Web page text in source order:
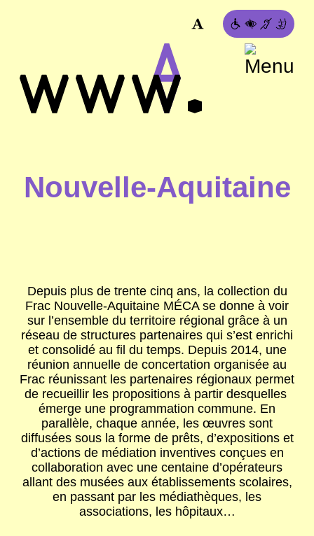
Nouvelle-Aquitaine
Depuis plus de trente cinq ans, la collection du
Frac Nouvelle-Aquitaine MÉCAse donne à voir
sur l’ensemble du territoire régional grâce à un
réseau de structures partenaires qui s’est enrichi
et consolidé au fil du temps. Depuis 2014, une
réunion annuelle de concertation organisée au
Frac réunissant les partenaires régionaux permet
de recueillir les propositions à partir desquelles
émerge une programmation commune. En
parallèle, chaque année, les œuvres sont
diffusées sous la forme de prêts, d’expositions et
d’actions de médiation inventives conçues en
collaboration avec une centaine d’opérateurs
allant des musées aux établissements scolaires,
en passant par les médiathèques, les
associations, les hôpitaux…